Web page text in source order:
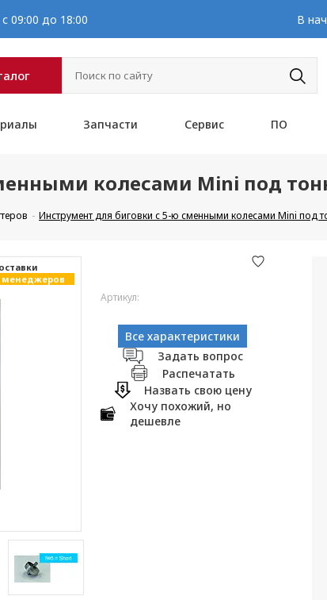
09:00 до 18:00 В
Запчасти Сервис ПО
колесами Mini под
Инструмент для биговки с 5-ю сменными колесами Mini под
менеджеров
Артикул:
Все характеристики
Задать вопрос
Распечатать
Назвать свою цену
Хочу похожий, но
дешевле